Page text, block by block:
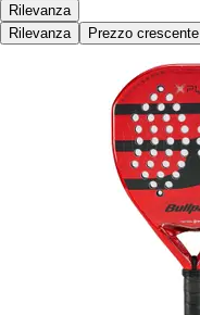
Rilevanza
Rilevanza
Prezzo crescente